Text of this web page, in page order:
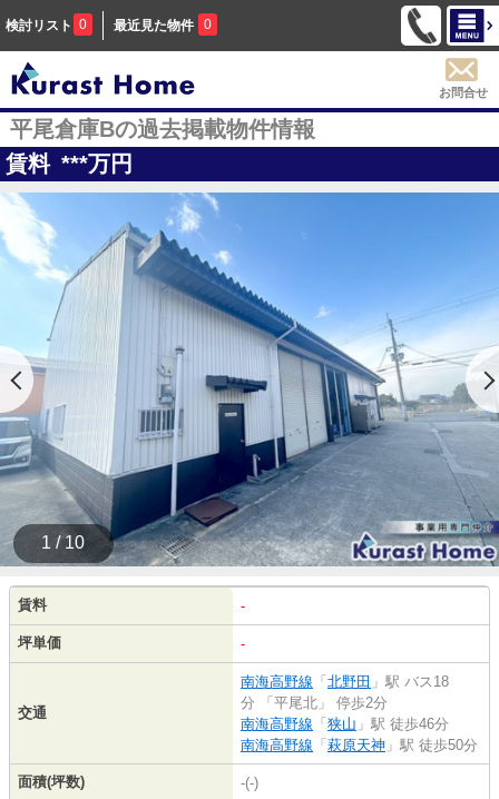
検討リスト 0 最近見た物件 0
お問合せ
平尾倉庫Bの過去掲載物件情報
賃料 ***万円
1 / 10
賃料 -
坪単価 -
交通
南海高野線 「 北野田 」駅 バス18
分 「平尾北」 停歩2分
南海高野線 「 狭山 」駅 徒歩46分
南海高野線 「 萩原天神 」駅 徒歩50分
面積(坪数) -(-)